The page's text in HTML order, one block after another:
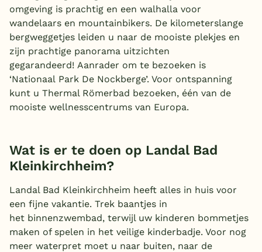
omgeving is prachtig en een walhalla voor
wandelaars en mountainbikers. De kilometerslange
bergweggetjes leiden u naar de mooiste plekjes en
zijn prachtige panorama uitzichten
gegarandeerd! Aanrader om te bezoeken is
‘Nationaal Park De Nockberge’. Voor ontspanning
kunt u Thermal Römerbad bezoeken, één van de
mooiste wellnesscentrums van Europa.
Wat is er te doen op Landal Bad
Kleinkirchheim?
Landal Bad Kleinkirchheim heeft alles in huis voor
een fijne vakantie. Trek baantjes in
het binnenzwembad, terwijl uw kinderen bommetjes
maken of spelen in het veilige kinderbadje. Voor nog
meer waterpret moet u naar buiten, naar de